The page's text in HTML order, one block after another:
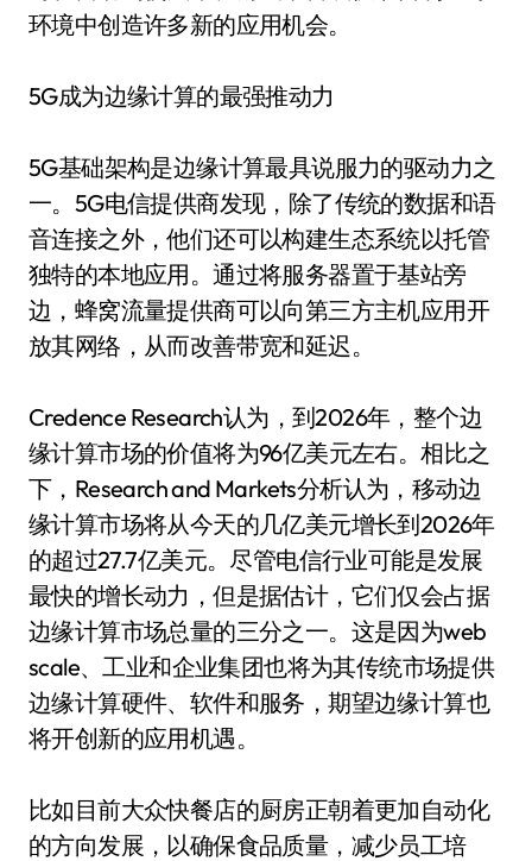
环境中创造许多新的应用机会。
5G成为边缘计算的最强推动力
5G基础架构是边缘计算最具说服力的驱动力之
一。5G电信提供商发现，除了传统的数据和语
音连接之外，他们还可以构建生态系统以托管
独特的本地应用。通过将服务器置于基站旁
边，蜂窝流量提供商可以向第三方主机应用开
放其网络，从而改善带宽和延迟。
Credence Research认为，到2026年，整个边
缘计算市场的价值将为96亿美元左右。相比之
下，Research and Markets分析认为，移动边
缘计算市场将从今天的几亿美元增长到2026年
的超过27.7亿美元。尽管电信行业可能是发展
最快的增长动力，但是据估计，它们仅会占据
边缘计算市场总量的三分之一。这是因为web
scale、工业和企业集团也将为其传统市场提供
边缘计算硬件、软件和服务，期望边缘计算也
将开创新的应用机遇。
比如目前大众快餐店的厨房正朝着更加自动化
的方向发展，以确保食品质量，减少员工培